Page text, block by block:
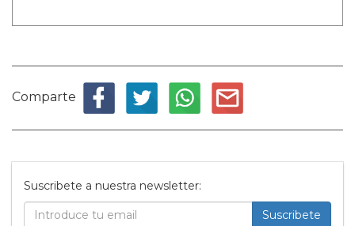
Comparte
Suscribete a nuestra newsletter:
Suscribete